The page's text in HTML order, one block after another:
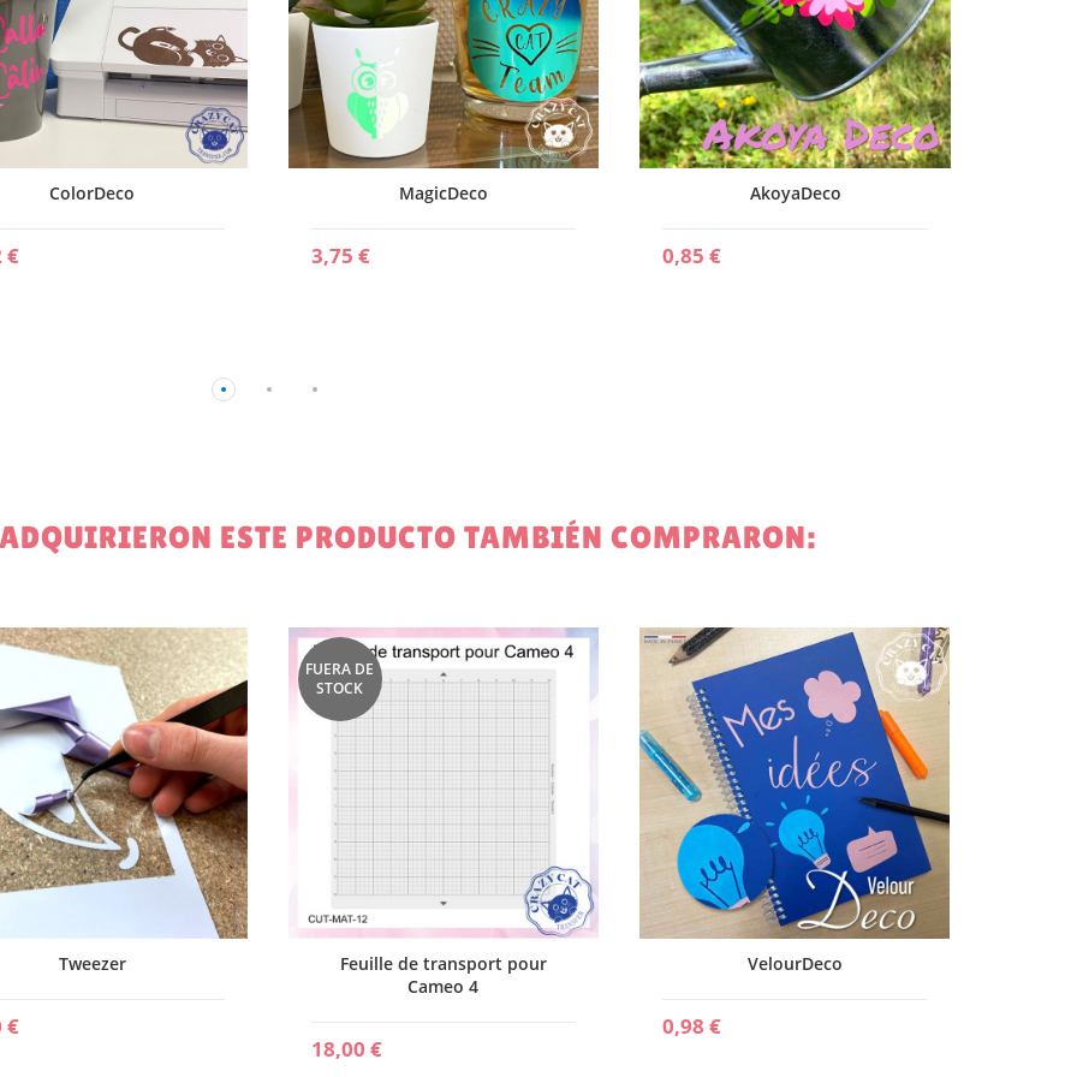
ColorDeco
€
MagicDeco
3,75 €
AkoyaDeco
0,85 €
ESTE PRODUCTO TAMBIÉN COMPRARON:
Tweezer
€
FUERA DE
STOCK
Feuille de transport pour
Cameo 4
18,00 €
VelourDeco
0,98 €